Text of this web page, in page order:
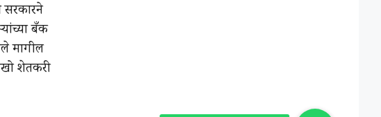
सरकारने
बँक
मागील
शेतकरी